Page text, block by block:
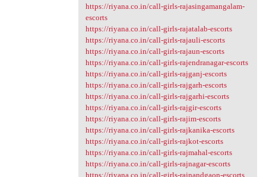
https://riyana.co.in/call-girls-rajasingamangalam-
escorts
https://riyana.co.in/call-girls-rajatalab-escorts
https://riyana.co.in/call-girls-rajauli-escorts
https://riyana.co.in/call-girls-rajaun-escorts
https://riyana.co.in/call-girls-rajendranagar-escorts
https://riyana.co.in/call-girls-rajganj-escorts
https://riyana.co.in/call-girls-rajgarh-escorts
https://riyana.co.in/call-girls-rajgarhi-escorts
https://riyana.co.in/call-girls-rajgir-escorts
https://riyana.co.in/call-girls-rajim-escorts
https://riyana.co.in/call-girls-rajkanika-escorts
https://riyana.co.in/call-girls-rajkot-escorts
https://riyana.co.in/call-girls-rajmahal-escorts
https://riyana.co.in/call-girls-rajnagar-escorts
https://riyana.co.in/call-girls-rajnandgaon-escorts